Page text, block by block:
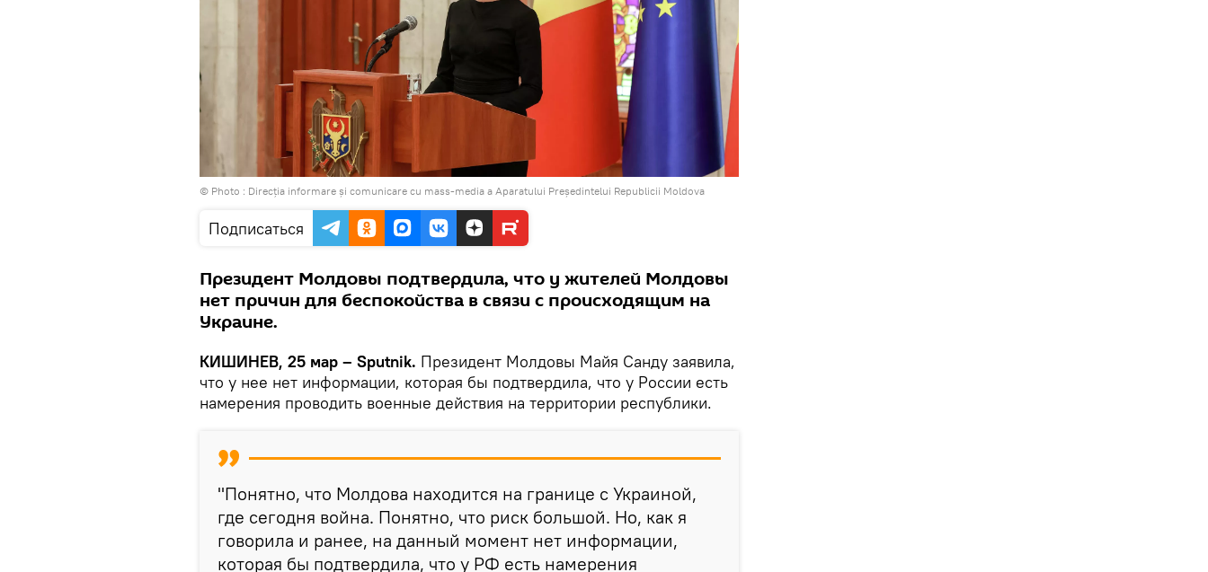
© Photo : Direcția informare și comunicare cu mass-media a Aparatului Președintelui Republicii Moldova
Подписаться
Президент Молдовы подтвердила, что у жителей Молдовы
нет причин для беспокойства в связи с происходящим на
Украине.
КИШИНЕВ, 25 мар – Sputnik. Президент Молдовы Майя Санду заявила,
что у нее нет информации, которая бы подтвердила, что у России есть
намерения проводить военные действия на территории республики.
"Понятно, что Молдова находится на границе с Украиной,
где сегодня война. Понятно, что риск большой. Но, как я
говорила и ранее, на данный момент нет информации,
которая бы подтвердила, что у РФ есть намерения